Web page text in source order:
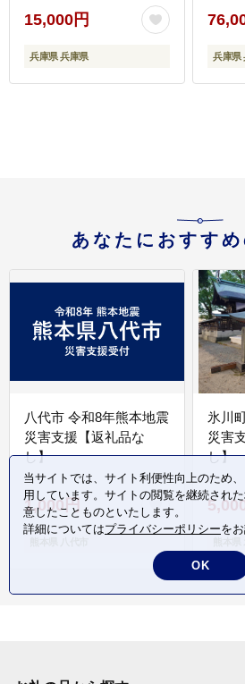
15,000円
兵庫県 兵庫県 兵庫県
あなたにおすす
八代市 令和8年熊本地震
災害支援【返礼品な
し】
1,000円
氷川
災害
し】
当サイトでは、サイト利便性向上のため
用しています。サイトの閲覧を継続され
意したことものといたします。
詳細についてはプライバシーポリシーを
OK